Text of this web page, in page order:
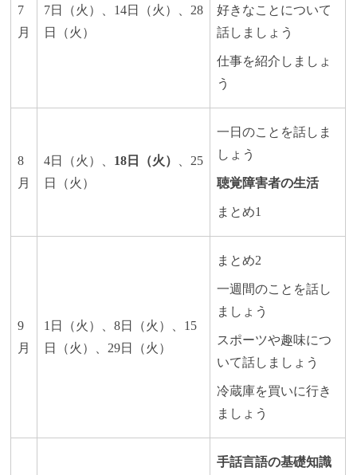
7
月
7日（火）、14日（火）、28
日（火）​​​​​
好きなことについて
話しましょう
仕事を紹介しましょ
う
8
月
4日（火）、 18日（火）
、25
日（火）​​​
一日のことを話しま
しょう
聴覚障害者の生活
まとめ1
9
月
1日（火）、8日（火）、15
日（火）、29日（火）
まとめ2
一週間のことを話し
ましょう
スポーツや趣味につ
いて話しましょう
冷蔵庫を買いに行き
ましょう
手話言語の基礎知識